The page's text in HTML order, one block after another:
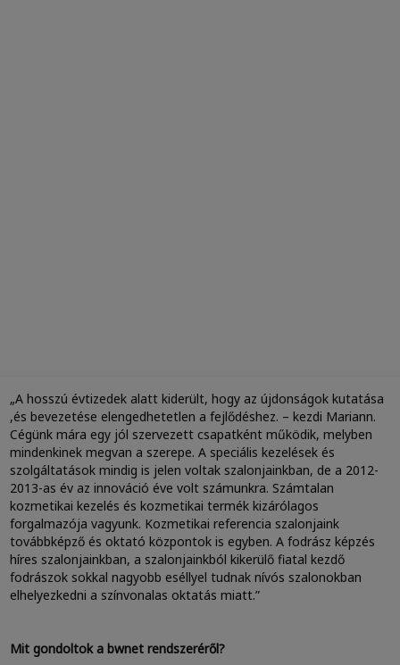
„A hosszú évtizedek alatt kiderült, hogy az újdonságok kutatása
,és bevezetése elengedhetetlen a fejlődéshez. – kezdi Mariann.
Cégünk mára egy jól szervezett csapatként működik, melyben
mindenkinek megvan a szerepe. A speciális kezelések és
szolgáltatások mindig is jelen voltak szalonjainkban, de a 2012-
2013-as év az innováció éve volt számunkra. Számtalan
kozmetikai kezelés és kozmetikai termék kizárólagos
forgalmazója vagyunk. Kozmetikai referencia szalonjaink
továbbképző és oktató központok is egyben. A fodrász képzés
híres szalonjainkban, a szalonjainkból kikerülő fiatal kezdő
fodrászok sokkal nagyobb eséllyel tudnak nívós szalonokban
elhelyezkedni a színvonalas oktatás miatt.”
Mit gondoltok a bwnet rendszeréről?